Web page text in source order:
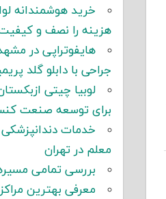
خرید هوشمندانه
هزینه را نصف و کیفیت
هایفوتراپی در
جراحی با دابلو گلد
لوبیا چیتی
برای توسعه صنعت
خدمات دندانپزشکی
معلم در تهران
بررسی تمامی
معرفی بهترین